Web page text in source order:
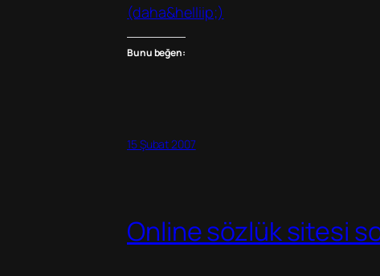
(daha&helliip;)
Bunu beğen:
15 Şubat 2007
Online sözlük sitesi